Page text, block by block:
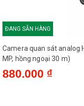
ĐANG SẴN HÀNG
Camera quan sát analog
MP, hồng ngoại 30 m)
880.000 ₫